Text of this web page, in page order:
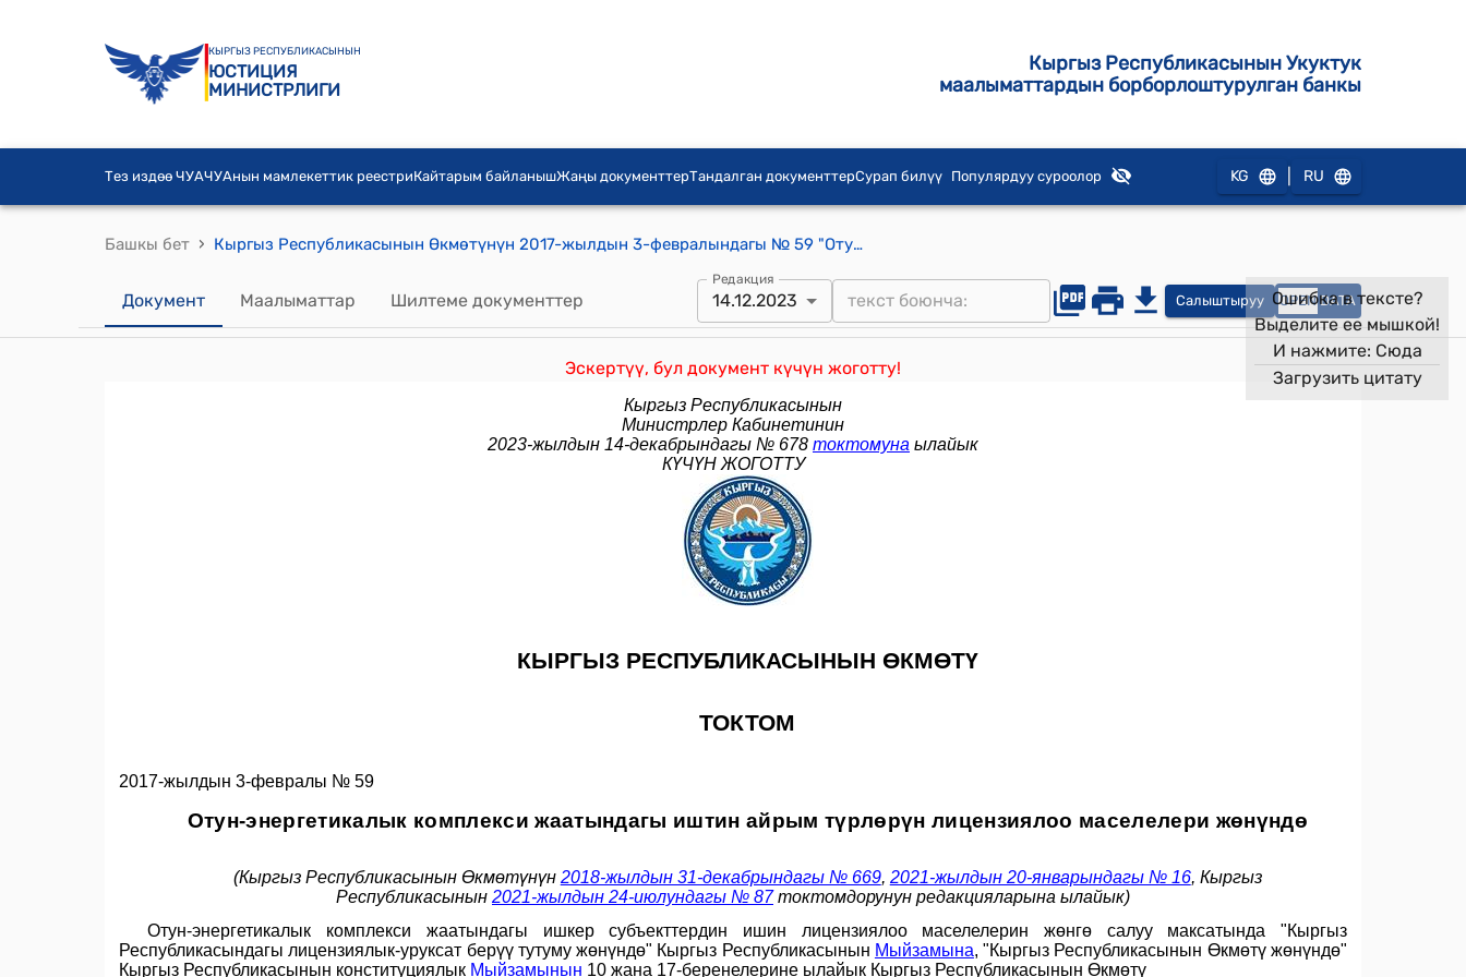
КЫРГЫЗ РЕСПУБЛИКАСЫНЫН
ЮСТИЦИЯ
МИНИСТРЛИГИ
Кыргыз Республикасынын Укуктук
маалыматтардын борборлоштурулган банкы
Тез издөө ЧУАЧУАнын мамлекеттик реестриКайтарым байланышЖаңы документтерТандалган документтерСурап билүү Популярдуу суроолор KG RU
Башкы бет › Кыргыз Республикасынын Өкмөтүнүн 2017-жылдын 3-февралындагы № 59 "Отун-энергетикалык комплекси жаатындагы иштин айрым түрлөрүн лицензиялоо маселелери жөнүндө" токтому
Документ Маалыматтар Шилтеме документтер
Редакция
14.12.2023 Салыштыруу OPEN DATA
Эскертүү, бул документ күчүн жоготту!
Ошибка в тексте?
Выделите ее мышкой!
И нажмите: Сюда
Загрузить цитату